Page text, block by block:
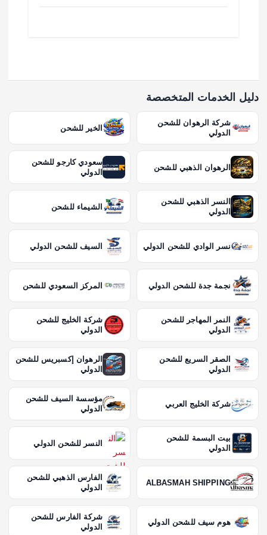
دليل الخدمات المتخصصة
شركة الرهوان للشحن
الدولي
الخير للشحن
الرهوان الذهبي للشحن
سعودي كارجو للشحن
الدولي
النسر الذهبي للشحن
الدولي
الشيماء للشحن
نسر الوادي للشحن الدولي السيف للشحن الدولي
نجمة جدة للشحن الدولي المركز السعودي للشحن
النمر المهاجر للشحن
الدولي
شركة الخليج للشحن
الدولي
الصقر السريع للشحن
الدولي
الرهوان إكسبريس للشحن
الدولي
شركة الخليج العربي
مؤسسة السيف للشحن
الدولي
بيت البسمة للشحن
الدولي
النسر للشحن الدولي
ALBASMAH SHIPPING
الفارس الذهبي للشحن
الدولي
هوم سيف للشحن الدولي
شركة الفارس للشحن
الدولي